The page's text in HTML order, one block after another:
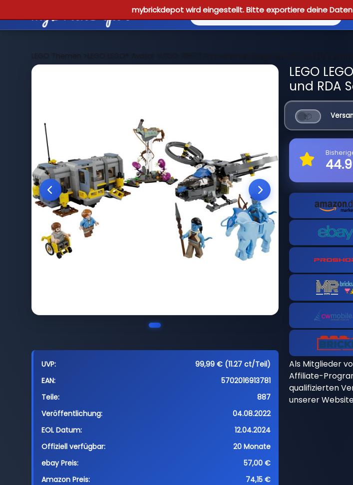
mybrickdepot wird eingestellt. Bitte exportiere deine Daten
LEGO Themen >LEGO LEGO® Avatar >LEGO 75573 Schwebende Berge: Site 26 und RDA
UVP:
99,99 € (11.27 ct/Teil)
EAN:
5702016913781
Teile:
887
Veröffentlichung:
04.08.2022
EOL Datum:
12.04.2024
Offiziell verfügbar:
20 Monate
ebay Preis:
57,00 €
Amazon Preis:
74,15 €
LEGO
und RDA
Als Mitglieder
Affiliate-
qualifizierten
unserer